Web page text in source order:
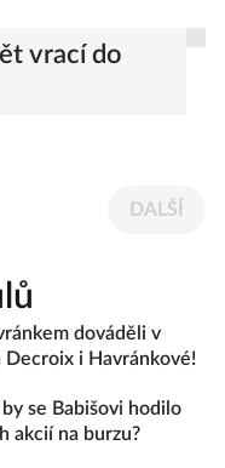
vrací do
DALŠÍ
dováděli v
Decroix i Havránkové!
se Babišovi hodilo
akcií na burzu?